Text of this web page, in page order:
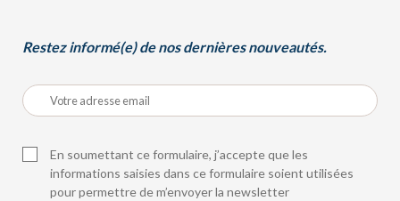
Restez informé(e) de nos dernières nouveautés.
En soumettant ce formulaire, j’accepte que les
informations saisies dans ce formulaire soient utilisées
pour permettre de m’envoyer la newsletter